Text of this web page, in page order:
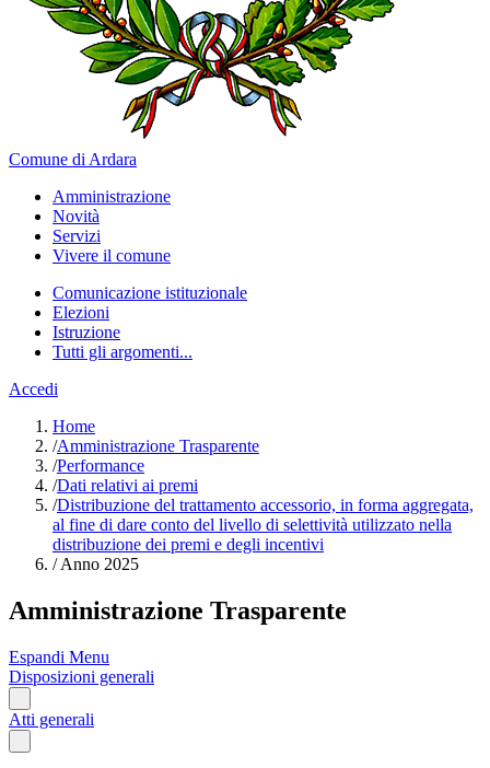
Comune di Ardara
Amministrazione
Novità
Servizi
Vivere il comune
Comunicazione istituzionale
Elezioni
Istruzione
Tutti gli argomenti...
Accedi
Home
/Amministrazione Trasparente
/Performance
/Dati relativi ai premi
/Distribuzione del trattamento accessorio, in forma aggregata,
al fine di dare conto del livello di selettività utilizzato nella
distribuzione dei premi e degli incentivi
/Anno 2025
Amministrazione Trasparente
Espandi Menu
Disposizioni generali
Atti generali